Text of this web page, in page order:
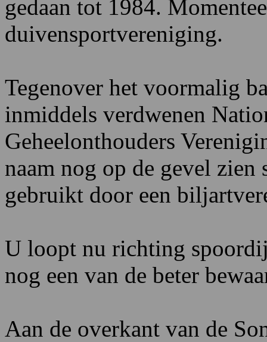
gedaan tot 1984.
duivensportvereniging.
Tegenover het voormalig
inmiddels verdwenen
Geheelonthouders
naam nog op de gevel
gebruikt door een
U loopt nu richting
nog een van de beter
Aan de overkant van de